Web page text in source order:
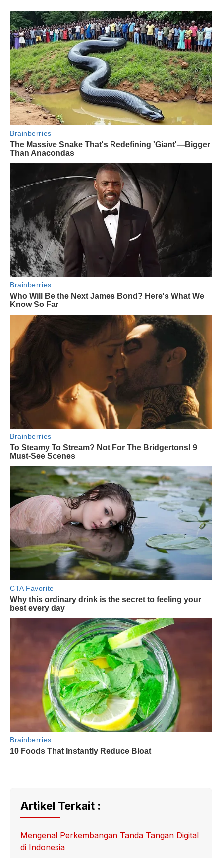
Artikel Terkait :
Mengenal Perkembangan Tanda Tangan Digital
di Indonesia